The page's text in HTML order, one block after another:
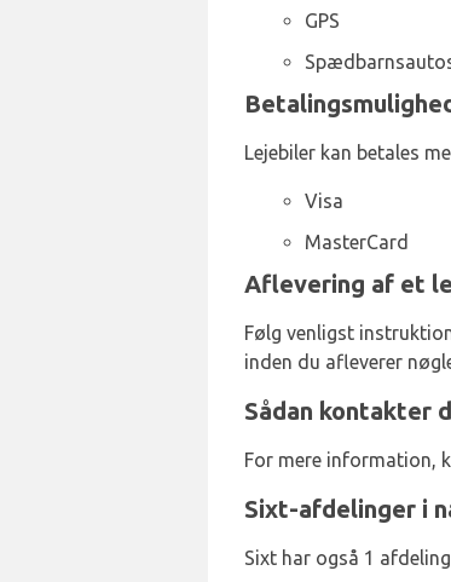
GPS
Lejebiler kan betales
Visa
MasterCard
Aflevering af et
Følg venligst
inden du afleverer
Sådan kontakter
For mere information,
Sixt-afdelinger i
Sixt har også 1